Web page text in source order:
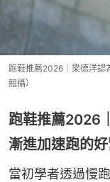
跑鞋推薦2026｜梁德洋認
翹攝）
跑鞋推薦2026
漸進加速跑的
當初學者透過慢